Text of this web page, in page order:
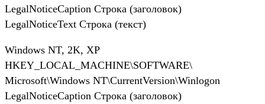
LegalNoticeCaption Строка (заголовок)
LegalNoticeText Строка (текст)
Windows NT, 2K, XP
HKEY_LOCAL_MACHINE\SOFTWARE\
Microsoft\Windows NT\CurrentVersion\Winlogon
LegalNoticeCaption Строка (заголовок)